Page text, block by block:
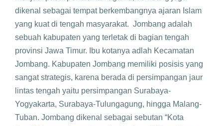
dikenal sebagai tempat berkembangnya ajaran Islam
yang kuat di tengah masyarakat. Jombang adalah
sebuah kabupaten yang terletak di bagian tengah
provinsi Jawa Timur. Ibu kotanya adlah Kecamatan
Jombang. Kabupaten Jombang memiliki posisis yang
sangat strategis, karena berada di persimpangan jaur
lintas tengah yaitu persimpangan Surabaya-
Yogyakarta, Surabaya-Tulungagung, hingga Malang-
Tuban. Jombang dikenal sebagai sebutan “Kota